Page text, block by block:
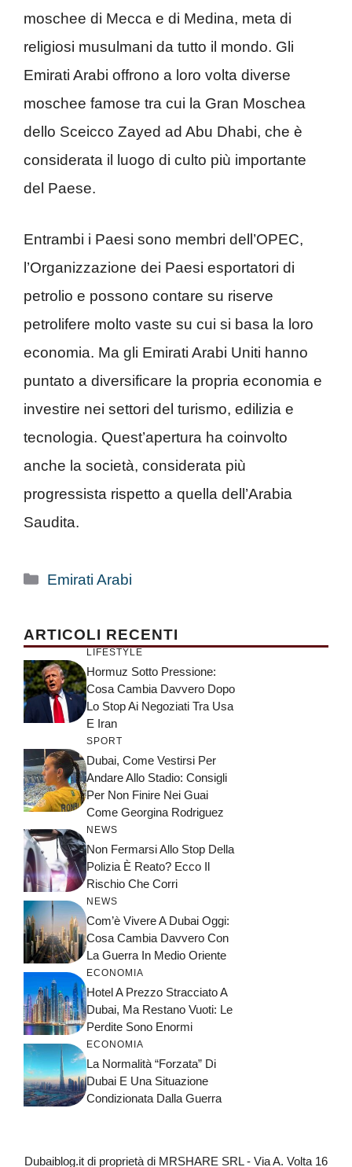
moschee di Mecca e di Medina, meta di
religiosi musulmani da tutto il mondo. Gli
Emirati Arabi offrono a loro volta diverse
moschee famose tra cui la Gran Moschea
dello Sceicco Zayed ad Abu Dhabi, che è
considerata il luogo di culto più importante
del Paese.
Entrambi i Paesi sono membri dell’OPEC,
l’Organizzazione dei Paesi esportatori di
petrolio e possono contare su riserve
petrolifere molto vaste su cui si basa la loro
economia. Ma gli Emirati Arabi Uniti hanno
puntato a diversificare la propria economia e
investire nei settori del turismo, edilizia e
tecnologia. Quest’apertura ha coinvolto
anche la società, considerata più
progressista rispetto a quella dell’Arabia
Saudita.
Categorie
Emirati Arabi
ARTICOLI RECENTI
LIFESTYLE
Hormuz Sotto Pressione:
Cosa Cambia Davvero Dopo
Lo Stop Ai Negoziati Tra Usa
E Iran
SPORT
Dubai, Come Vestirsi Per
Andare Allo Stadio: Consigli
Per Non Finire Nei Guai
Come Georgina Rodriguez
NEWS
Non Fermarsi Allo Stop Della
Polizia È Reato? Ecco Il
Rischio Che Corri
NEWS
Com’è Vivere A Dubai Oggi:
Cosa Cambia Davvero Con
La Guerra In Medio Oriente
ECONOMIA
Hotel A Prezzo Stracciato A
Dubai, Ma Restano Vuoti: Le
Perdite Sono Enormi
ECONOMIA
La Normalità “forzata” Di
Dubai E Una Situazione
Condizionata Dalla Guerra
Dubaiblog.it di proprietà di MRSHARE SRL - Via A. Volta 16